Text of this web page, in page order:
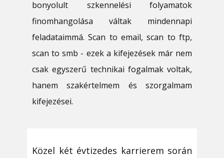
bonyolult szkennelési folyamatok
finomhangolása váltak mindennapi
feladataimmá. Scan to email, scan to ftp,
scan to smb - ezek a kifejezések már nem
csak egyszerű technikai fogalmak voltak,
hanem szakértelmem és szorgalmam
kifejezései.
Közel két évtizedes karrierem során